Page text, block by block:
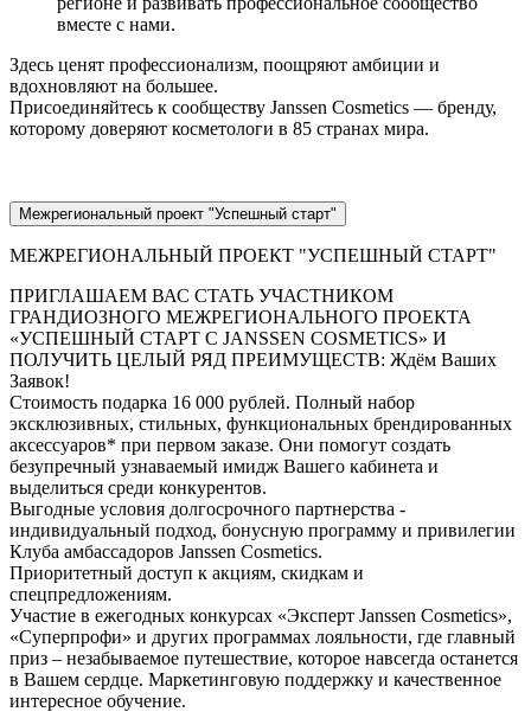
вместе с нами.
Здесь ценят профессионализм, поощряют амбиции и
вдохновляют на большее.
Присоединяйтесь к сообществу Janssen Cosmetics — бренду,
которому доверяют косметологи в 85 странах мира.
Межрегиональный проект "Успешный старт"
МЕЖРЕГИОНАЛЬНЫЙ ПРОЕКТ "УСПЕШНЫЙ СТАРТ"
ПРИГЛАШАЕМ ВАС СТАТЬ УЧАСТНИКОМ
ГРАНДИОЗНОГО МЕЖРЕГИОНАЛЬНОГО ПРОЕКТА
«УСПЕШНЫЙ СТАРТ С JANSSEN COSMETICS» И
ПОЛУЧИТЬ ЦЕЛЫЙ РЯД ПРЕИМУЩЕСТВ: Ждём Ваших
Заявок!
Стоимость подарка 16 000 рублей. Полный набор
эксклюзивных, стильных, функциональных брендированных
аксессуаров* при первом заказе. Они помогут создать
безупречный узнаваемый имидж Вашего кабинета и
выделиться среди конкурентов.
Выгодные условия долгосрочного партнерства -
индивидуальный подход, бонусную программу и привилегии
Клуба амбассадоров Janssen Cosmetics.
Приоритетный доступ к акциям, скидкам и
спецпредложениям.
Участие в ежегодных конкурсах «Эксперт Janssen Cosmetiсs»,
«Суперпрофи» и других программах лояльности, где главный
приз – незабываемое путешествие, которое навсегда останется
в Вашем сердце. Маркетинговую поддержку и качественное
интересное обучение.